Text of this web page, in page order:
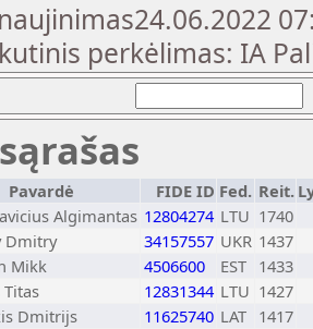
perkėlimas: IA
Pavardė FIDE ID Fed. Reit.
Algimantas 12804274 LTU 1740
Dmitry 34157557 UKR 1437
Mikk 4506600 EST 1433
12831344 LTU 1427
Dmitrijs 11625740 LAT 1417